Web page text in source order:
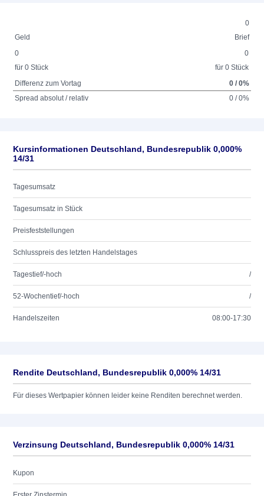
0
Geld
Brief
0
für 0 Stück
0
für 0 Stück
Differenz zum Vortag
0 / 0%
Spread absolut / relativ
0 / 0%
Kursinformationen Deutschland, Bundesrepublik 0,000%
14/31
Tagesumsatz
Tagesumsatz in Stück
Preisfeststellungen
Schlusspreis des letzten Handelstages
Tagestief/-hoch /
52-Wochentief/-hoch /
Handelszeiten 08:00-17:30
Rendite Deutschland, Bundesrepublik 0,000% 14/31
Für dieses Wertpapier können leider keine Renditen berechnet werden.
Verzinsung Deutschland, Bundesrepublik 0,000% 14/31
Kupon